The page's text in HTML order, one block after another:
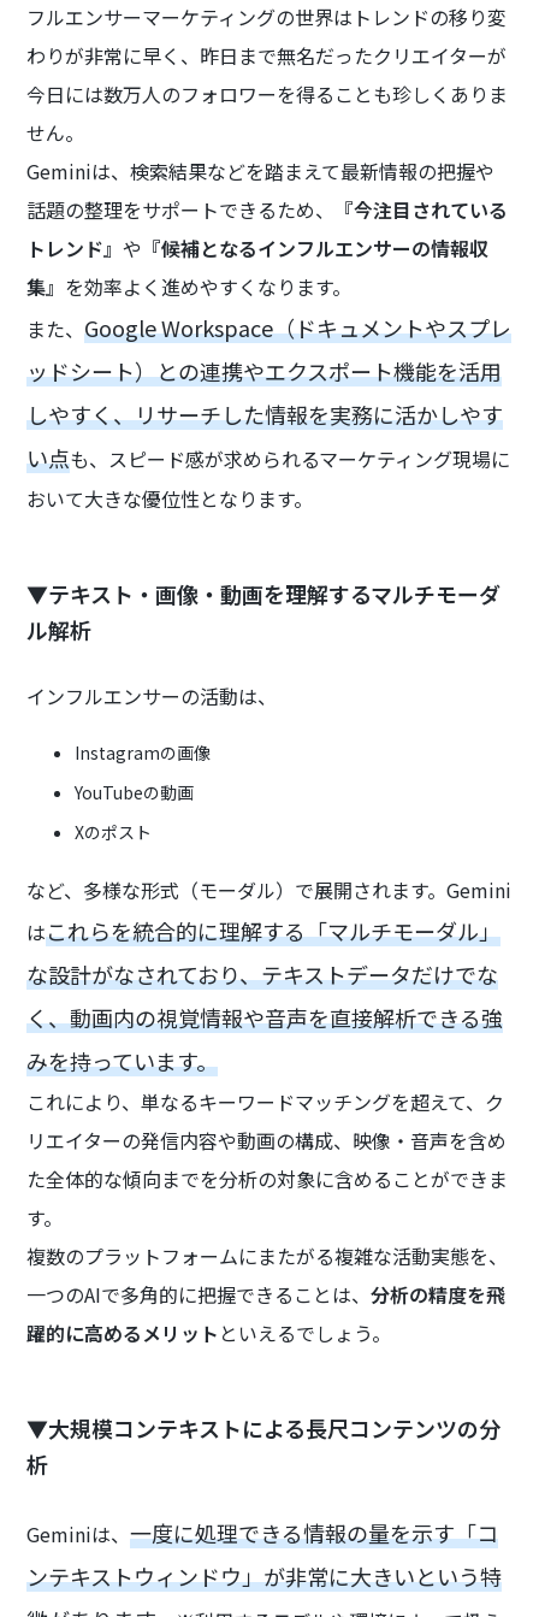
フルエンサーマーケティングの世界はトレンドの移り変
わりが非常に早く、昨日まで無名だったクリエイターが
今日には数万人のフォロワーを得ることも珍しくありま
せん。
Geminiは、検索結果などを踏まえて最新情報の把握や
話題の整理をサポートできるため、
『今注目されている
トレンド』や 『候補となるインフルエンサーの情報収
集』 を効率よく進めやすくなります。
また、Google Workspace（ドキュメントやスプレ
ッドシート）との連携やエクスポート機能を活用
しやすく、リサーチした情報を実務に活かしやす
い点も、スピード感が求められるマーケティング現場に
おいて大きな優位性となります。
▼テキスト・画像・動画を理解するマルチモーダ
ル解析
インフルエンサーの活動は、
Instagramの画像
YouTubeの動画
Xのポスト
など、多様な形式（モーダル）で展開されます。Gemini
はこれらを統合的に理解する「マルチモーダル」
な設計がなされており、テキストデータだけでな
く、動画内の視覚情報や音声を直接解析できる強
みを持っています。
これにより、単なるキーワードマッチングを超えて、ク
リエイターの発信内容や動画の構成、映像・音声を含め
た全体的な傾向までを分析の対象に含めることができま
す。
複数のプラットフォームにまたがる複雑な活動実態を、
一つのAIで多角的に把握できることは、分析の精度を飛
躍的に高めるメリット といえるでしょう。
▼大規模コンテキストによる長尺コンテンツの分
析
Geminiは、一度に処理できる情報の量を示す「コ
ンテキストウィンドウ」が非常に大きいという特